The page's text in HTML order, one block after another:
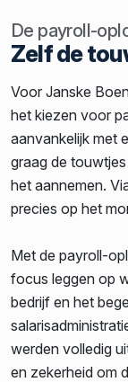
De payroll-
Zelf de
Voor Janske
het kiezen voor
aanvankelijk met
graag de
het aannemen.
precies op het
Met de payroll-
focus leggen op
bedrijf en het
werden volledig
en zekerheid om